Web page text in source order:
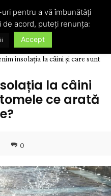
insolația la câini și care sunt
la câini
ce arată
0
pentru a vă îmbunătăți
acord, puteți renunța:
Accept